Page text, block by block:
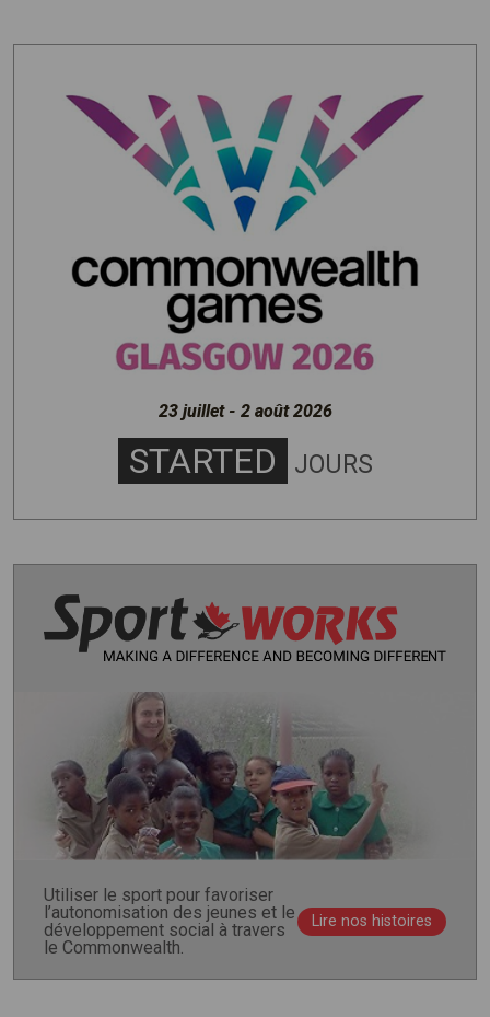
23 juillet - 2 août 2026
STARTED JOURS
Utiliser le sport pour favoriser
l’autonomisation des jeunes et le
développement social à travers
le Commonwealth.
Lire nos histoires